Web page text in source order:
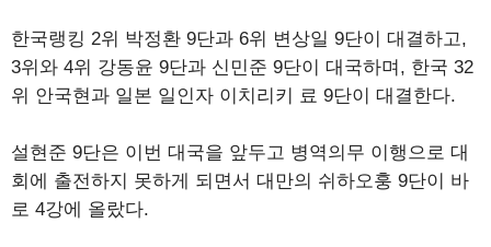
한국랭킹 2위 박정환 9단과 6위 변상일 9단이 대결하고,
3위와 4위 강동윤 9단과 신민준 9단이 대국하며, 한국 32
위 안국현과 일본 일인자 이치리키 료 9단이 대결한다.
설현준 9단은 이번 대국을 앞두고 병역의무 이행으로 대
회에 출전하지 못하게 되면서 대만의 쉬하오훙 9단이 바
로 4강에 올랐다.